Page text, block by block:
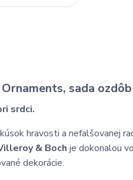
sada ozdôb
srdci.
hravosti a nefalšovanej
& Boch je dokonalou
dekorácie.